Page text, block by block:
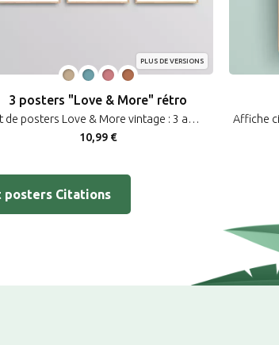
PLUS DE VERSIONS
3 posters "Love & More" rétro
Lot de posters Love & More vintage : 3 affiches de citation couple et décoration rétro
10,99 €
Citations